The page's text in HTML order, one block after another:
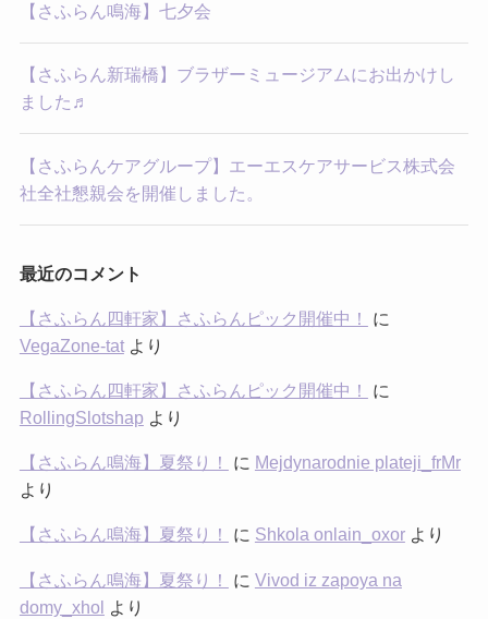
【さふらん鳴海】七夕会
【さふらん新瑞橋】ブラザーミュージアムにお出かけし
ました♬
【さふらんケアグループ】エーエスケアサービス株式会
社全社懇親会を開催しました。
最近のコメント
【さふらん四軒家】さふらんピック開催中！
に
VegaZone-tatより
【さふらん四軒家】さふらんピック開催中！
に
RollingSlotshap より
【さふらん鳴海】夏祭り！ に Mejdynarodnie plateji_frMr
より
【さふらん鳴海】夏祭り！ に Shkola onlain_oxorより
【さふらん鳴海】夏祭り！ に Vivod iz zapoya na
domy_xhol より